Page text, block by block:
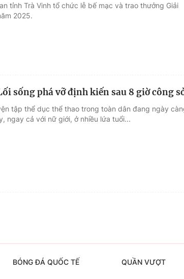
tỉnh Trà Vinh tổ chức lễ bế mạc và trao thưởng Giải
2025.
sống phá vỡ định kiến sau 8 giờ công
tập thể dục thể thao trong toàn dân đang ngày
ngay cả với nữ giới, ở nhiều lứa tuổi...
BÓNG ĐÁ QUỐC TẾ QUẦN VƯỢT